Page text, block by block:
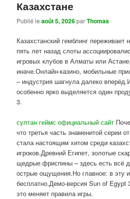
Казахстане
Publié leaoût 5, 2026parThomas
Казахстанский гемблинг
пять лет назад слоты
игровых клубов в Алматы или
иначе.Онлайн-казино, мобильные
– индустрия шагнула далеко
особенно ярко выделяется один
3.
султан геймс официальный сайт
что третья часть знаменитой серии
стала настоящим хитом среди
игроков.Древний Египет, золотые
щедрые фриспины – здесь есть всё
острые ощущения.Но главное: в эту
бесплатно.Демо-версия Sun of Egypt
это меняет правила игры.